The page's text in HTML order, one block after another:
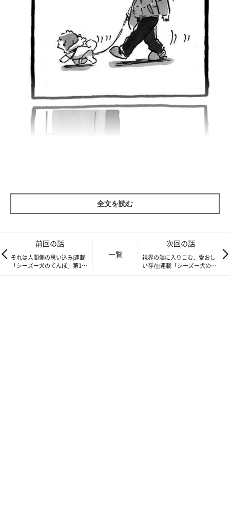
全文を読む
前回の話
それは人間側の思い込み|連載
「シーズー犬のてんぽ」第179
一覧
次回の話
視界の端に入りこむ、愛おし
い存在|連載「シーズー犬のて